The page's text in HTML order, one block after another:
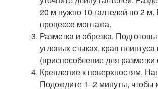
20 м нужно 10 галтелей по 2 м.
процессе монтажа.
Разметка и обрезка.
угловых стыках, края
(приспособление для
Крепление к поверхностям.
Подождите 1–2 минуты, чтобы